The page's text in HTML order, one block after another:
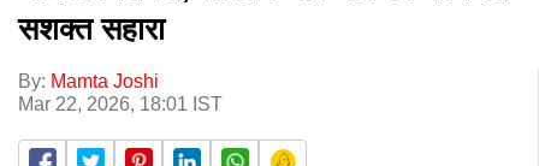
सशक्त सहारा
By: Mamta Joshi
Mar 22, 2026, 18:01 IST